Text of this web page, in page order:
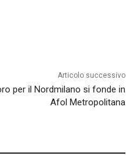
Articolo successivo
per il Nordmilano si fonde in
Afol Metropolitana